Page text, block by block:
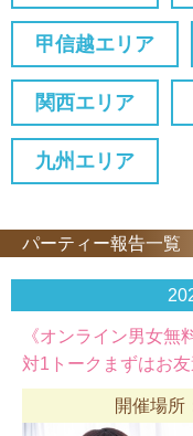
甲信越エリア
関西エリア
九州エリア
パーティー報告一覧
《オンライン男女
対1トークまずはお
開催場所